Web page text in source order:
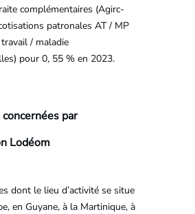
complémentaires (Agirc-
patronales AT / MP
/ maladie
pour 0, 55 % en 2023.
par
Lodéom
dont le lieu d’activité se situe
en Guyane, à la Martinique, à